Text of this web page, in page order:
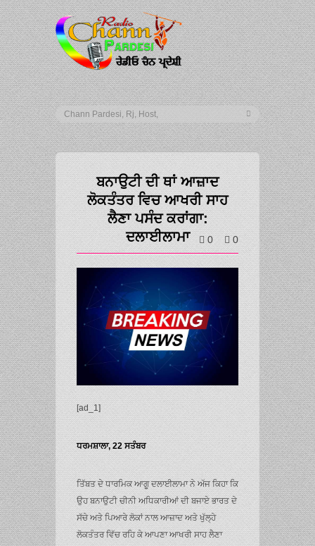
ਬਨਾਉਟੀ ਦੀ ਥਾਂ ਆਜ਼ਾਦ
ਲੋਕਤੰਤਰ ਵਿਚ ਆਖਰੀ ਸਾਹ
ਲੈਣਾ ਪਸੰਦ ਕਰਾਂਗਾ:
ਦਲਾਈਲਾਮਾ
0 0
[ad_1]
ਧਰਮਸ਼ਾਲਾ, 22 ਸਤੰਬਰ
ਤਿੱਬਤ ਦੇ ਧਾਰਮਿਕ ਆਗੂ ਦਲਾਈਲਾਮਾ ਨੇ ਅੱਜ ਕਿਹਾ ਕਿ
ਉਹ ਬਨਾਉਟੀ ਚੀਨੀ ਅਧਿਕਾਰੀਆਂ ਦੀ ਬਜਾਏ ਭਾਰਤ ਦੇ
ਸੱਚੇ ਅਤੇ ਪਿਆਰੇ ਲੋਕਾਂ ਨਾਲ ਆਜ਼ਾਦ ਅਤੇ ਖੁੱਲ੍ਹੇ
ਲੋਕਤੰਤਰ ਵਿੱਚ ਰਹਿ ਕੇ ਆਪਣਾ ਆਖਰੀ ਸਾਹ ਲੈਣਾ